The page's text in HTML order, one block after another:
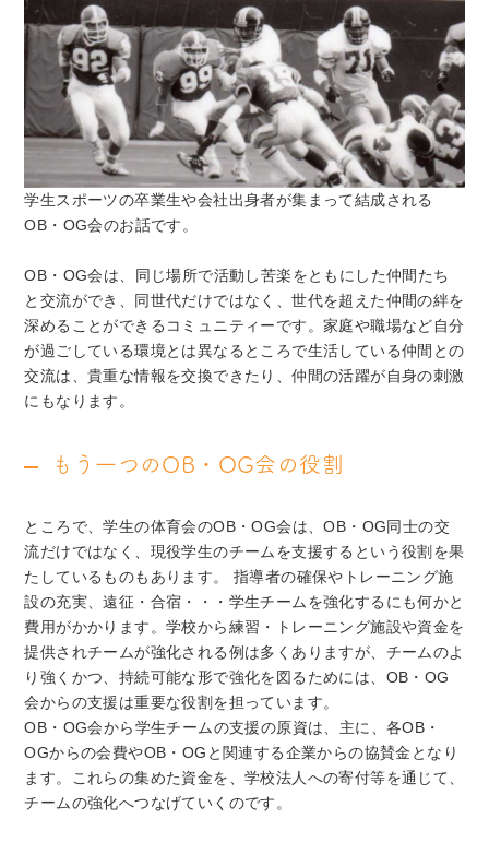
学生スポーツの卒業生や会社出身者が集まって結成される
OB・OG会のお話です。
OB・OG会は、同じ場所で活動し苦楽をともにした仲間たち
と交流ができ、同世代だけではなく、世代を超えた仲間の絆を
深めることができるコミュニティーです。家庭や職場など自分
が過ごしている環境とは異なるところで生活している仲間との
交流は、貴重な情報を交換できたり、仲間の活躍が自身の刺激
にもなります。
もう一つのOB・OG会の役割
ところで、学生の体育会のOB・OG会は、OB・OG同士の交
流だけではなく、現役学生のチームを支援するという役割を果
たしているものもあります。 指導者の確保やトレーニング施
設の充実、遠征・合宿・・・学生チームを強化するにも何かと
費用がかかります。学校から練習・トレーニング施設や資金を
提供されチームが強化される例は多くありますが、チームのよ
り強くかつ、持続可能な形で強化を図るためには、OB・OG
会からの支援は重要な役割を担っています。
OB・OG会から学生チームの支援の原資は、主に、各OB・
OGからの会費やOB・OGと関連する企業からの協賛金となり
ます。これらの集めた資金を、学校法人への寄付等を通じて、
チームの強化へつなげていくのです。